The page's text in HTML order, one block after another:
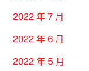
2022 年 7 月
2022 年 6 月
2022 年 5 月